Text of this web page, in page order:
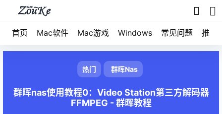
首页 Mac软件 Mac游戏 Windows 常见问题 推荐
热门 群晖Nas
群晖nas使用教程0：Video Station第三方解码器
FFMPEG - 群晖教程